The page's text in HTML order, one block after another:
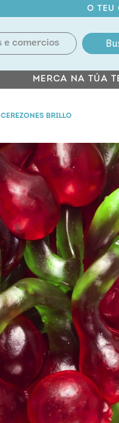
O TEU
MERCA NA TÚA
CEREZONES BRILLO